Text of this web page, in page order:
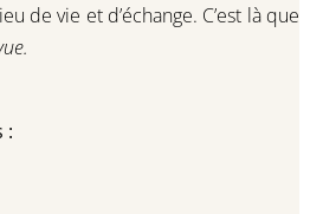
de vie et d’échange. C’est là que
: